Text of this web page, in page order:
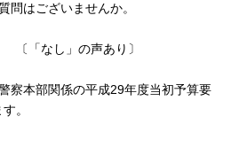
はございませんか。
声あり〕
察本部関係の平成29年度当初予算要
。